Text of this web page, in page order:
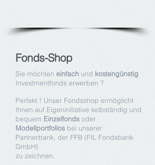
Fonds-Shop
Sie möchten einfach und kostengünstig
Investmentfonds erwerben ?
Perfekt ! Unser Fondsshop ermöglicht
Ihnen auf Eigeninitiative selbständig und
bequem Einzelfonds oder
Modellportfolios bei unserer
Partnerbank, der FFB (FIL Fondsbank
GmbH)
zu zeichnen.